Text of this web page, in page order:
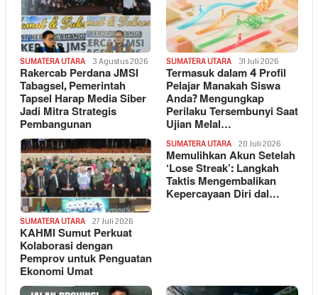
SUMATERA UTARA 3 Agustus 2026
Rakercab Perdana JMSI
Tabagsel, Pemerintah
Tapsel Harap Media Siber
Jadi Mitra Strategis
Pembangunan
SUMATERA UTARA 31 Juli 2026
Termasuk dalam 4 Profil
Pelajar Manakah Siswa
Anda? Mengungkap
Perilaku Tersembunyi Saat
Ujian Melal…
SUMATERA UTARA 27 Juli 2026
KAHMI Sumut Perkuat
Kolaborasi dengan
Pemprov untuk Penguatan
Ekonomi Umat
SUMATERA UTARA 20 Juli 2026
Memulihkan Akun Setelah
‘Lose Streak’: Langkah
Taktis Mengembalikan
Kepercayaan Diri dal…